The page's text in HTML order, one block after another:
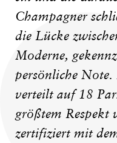
Champagner
die Lücke
Moderne,
persönliche Note.
verteilt auf 18
größtem Respekt
zertifiziert mit